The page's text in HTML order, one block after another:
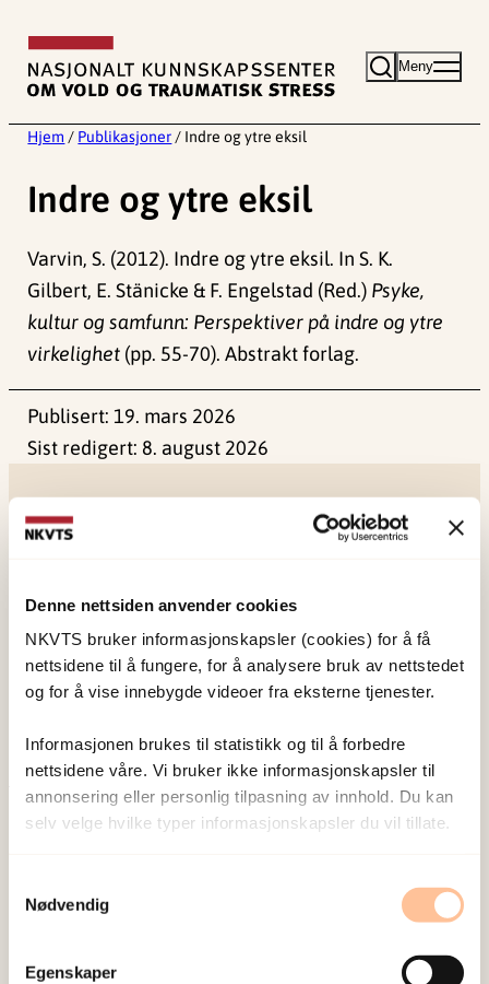
Denne nettsiden anvender cookies
NKVTS bruker informasjonskapsler (cookies) for å få
nettsidene til å fungere, for å analysere bruk av nettstedet
og for å vise innebygde videoer fra eksterne tjenester.
Informasjonen brukes til statistikk og til å forbedre
nettsidene våre. Vi bruker ikke informasjonskapsler til
annonsering eller personlig tilpasning av innhold. Du kan
selv velge hvilke typer informasjonskapsler du vil tillate.
Nødvendig
Egenskaper
innhold
Meny
Hjem / Publikasjoner / Indre og ytre eksil
Indre og ytre eksil
Varvin, S. (2012). Indre og ytre eksil. In S. K.
Gilbert, E. Stänicke & F. Engelstad (Red.) Psyke,
kultur og samfunn: Perspektiver på indre og ytre
virkelighet (pp. 55-70). Abstrakt forlag.
Publisert: 19. mars 2026
Sist redigert: 8. august 2026
NKVTS utvikler og sprer kunnskap og kompetanse
om vold og traumatisk stress. Formålet er å bidra
til å forebygge og redusere de helsemessige og
sosiale konsekvensene som vold og traumatisk
stress kan medføre.
Om oss
Publikasjoner
Seminarer og arrangementer